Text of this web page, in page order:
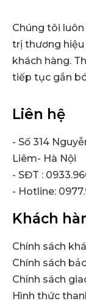
Chúng tôi
trị thương
khách hàng.
tiếp tục gắn
Liên hệ
- Số 314
Liêm- Hà Nội
- SĐT :
- Hotline:
Khách
Chính sách
Chính sách
Chính sách
Hình thức